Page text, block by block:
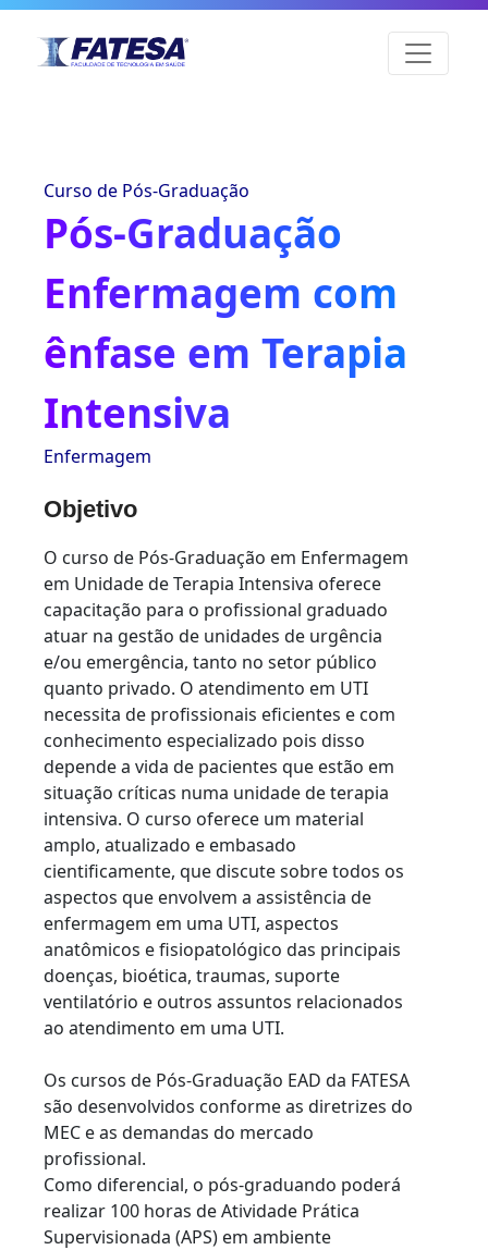
Curso de Pós-Graduação
Pós-Graduação
Enfermagem com
ênfase em Terapia
Intensiva
Enfermagem
Objetivo
O curso de Pós-Graduação em Enfermagem
em Unidade de Terapia Intensiva oferece
capacitação para o profissional graduado
atuar na gestão de unidades de urgência
e/ou emergência, tanto no setor público
quanto privado. O atendimento em UTI
necessita de profissionais eficientes e com
conhecimento especializado pois disso
depende a vida de pacientes que estão em
situação críticas numa unidade de terapia
intensiva. O curso oferece um material
amplo, atualizado e embasado
cientificamente, que discute sobre todos os
aspectos que envolvem a assistência de
enfermagem em uma UTI, aspectos
anatômicos e fisiopatológico das principais
doenças, bioética, traumas, suporte
ventilatório e outros assuntos relacionados
ao atendimento em uma UTI.
Os cursos de Pós-Graduação EAD da FATESA
são desenvolvidos conforme as diretrizes do
MEC e as demandas do mercado
profissional.
Como diferencial, o pós-graduando poderá
realizar 100 horas de Atividade Prática
Supervisionada (APS) em ambiente